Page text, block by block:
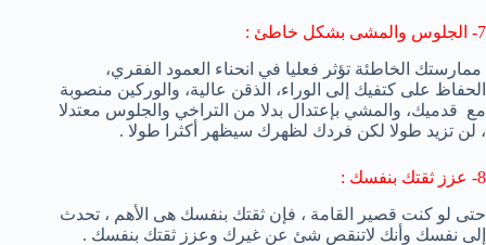
7- الجلوس والمشى بشكل خاطئ :
ممارستك الخاطئة تؤثر فعليا في انحناء العمود الفقري،
الحفاظ على كتفيك إلى الوراء، الذقن عالية، و الوركين منصوبة
مع قدميك، و المشي بإعتدال بدلا من التراخي والجلوس معتدلا
، لن تزيد طولا لكن فردك لظهرك سيظهر أكثرا طولا .
8- عزز ثقتك بنفسك :
حتى لو كنت قصير القامة ، فإن ثقتك بنفسك هى الأهم ، تحدث
إلى نفسك وأنك لاتنقص شئ عن غيرك وعزز ثقتك بنفسك .